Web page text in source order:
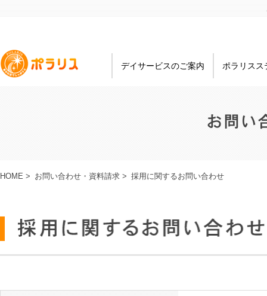
デイサービスのご案内 ポラリスス
HOME > お問い合わせ・資料請求 > 採用に関するお問い合わせ